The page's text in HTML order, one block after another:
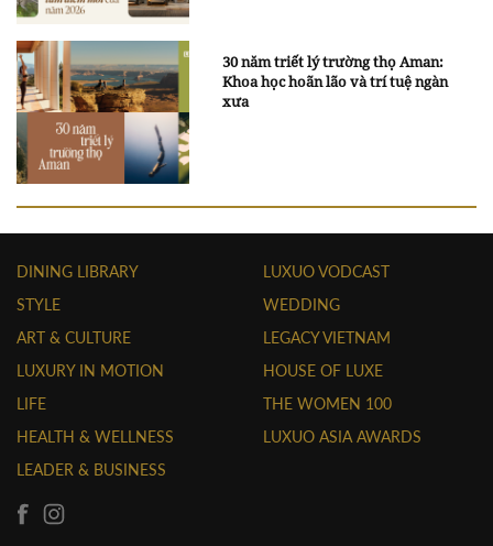
30 năm triết lý trường thọ Aman:
Khoa học hoãn lão và trí tuệ ngàn
xưa
DINING LIBRARY
STYLE
ART & CULTURE
LUXURY IN MOTION
LIFE
HEALTH & WELLNESS
LEADER & BUSINESS
LUXUO VODCAST
WEDDING
LEGACY VIETNAM
HOUSE OF LUXE
THE WOMEN 100
LUXUO ASIA AWARDS